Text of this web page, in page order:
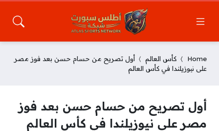
Home كأس العالم
أول تصريح من حسام حسن بعد فوز مصر
على نيوزيلندا في كأس العالم
أول تصريح من حسام حسن بعد فوز
مصر على نيوزيلندا في كأس العالم